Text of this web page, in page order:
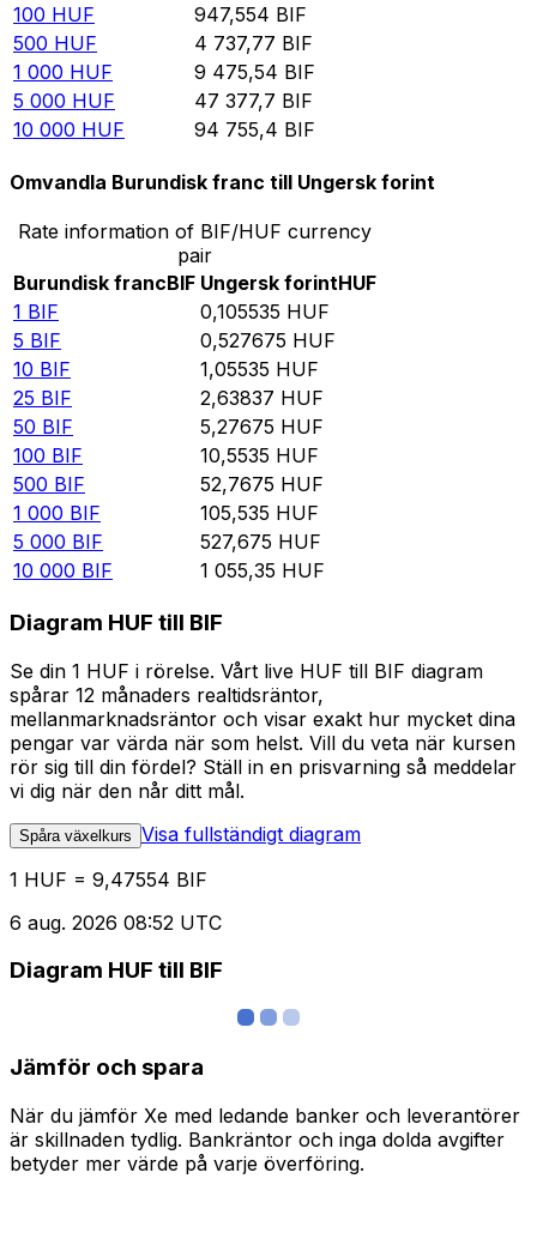
100 HUF 947,554 BIF
500 HUF 4 737,77 BIF
1 000 HUF 9 475,54 BIF
5 000 HUF 47 377,7 BIF
10 000 HUF 94 755,4 BIF
Omvandla Burundisk franc till Ungersk forint
Rate information of BIF/HUF currency
pair
Burundisk francBIF Ungersk forintHUF
1 BIF 0,105535 HUF
5 BIF 0,527675 HUF
10 BIF 1,05535 HUF
25 BIF 2,63837 HUF
50 BIF 5,27675 HUF
100 BIF 10,5535 HUF
500 BIF 52,7675 HUF
1 000 BIF 105,535 HUF
5 000 BIF 527,675 HUF
10 000 BIF 1 055,35 HUF
Diagram HUF till BIF
Se din 1 HUF i rörelse. Vårt live HUF till BIF diagram
spårar 12 månaders realtidsräntor,
mellanmarknadsräntor och visar exakt hur mycket dina
pengar var värda när som helst. Vill du veta när kursen
rör sig till din fördel? Ställ in en prisvarning så meddelar
vi dig när den når ditt mål.
Spåra växelkurs Visa fullständigt diagram
1 HUF = 9,47554 BIF
6 aug. 2026 08:52 UTC
Diagram HUF till BIF
Jämför och spara
När du jämför Xe med ledande banker och leverantörer
är skillnaden tydlig. Bankräntor och inga dolda avgifter
betyder mer värde på varje överföring.